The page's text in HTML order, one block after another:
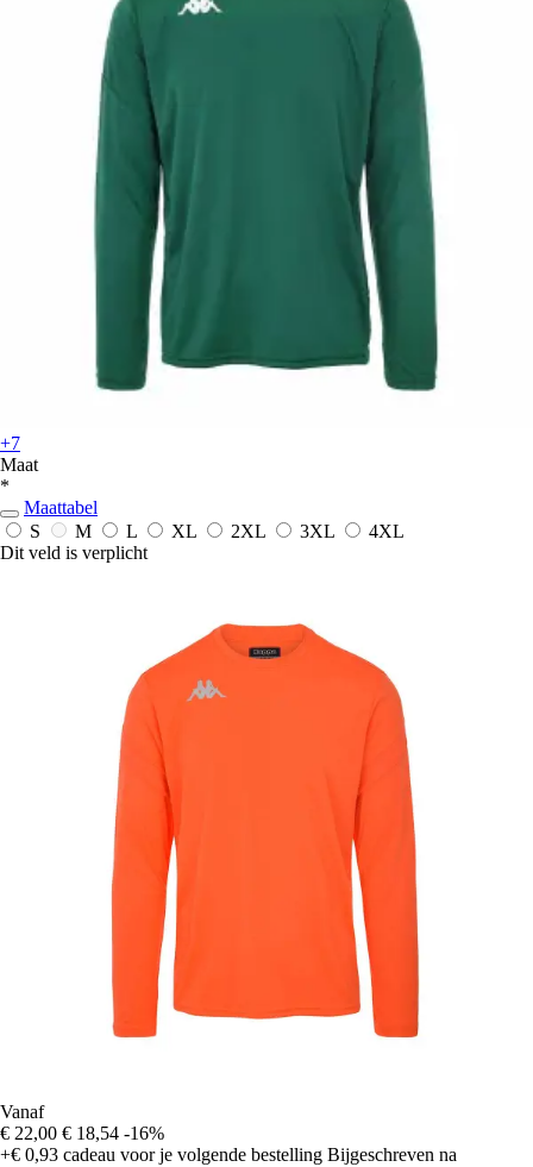
+7
Maat
*
Maattabel
S
M L XL 2XL 3XL
4XL
Dit veld is verplicht
Vanaf
€ 22,00 € 18,54 -16%
+€ 0,93 cadeau voor je volgende bestelling Bijgeschreven na